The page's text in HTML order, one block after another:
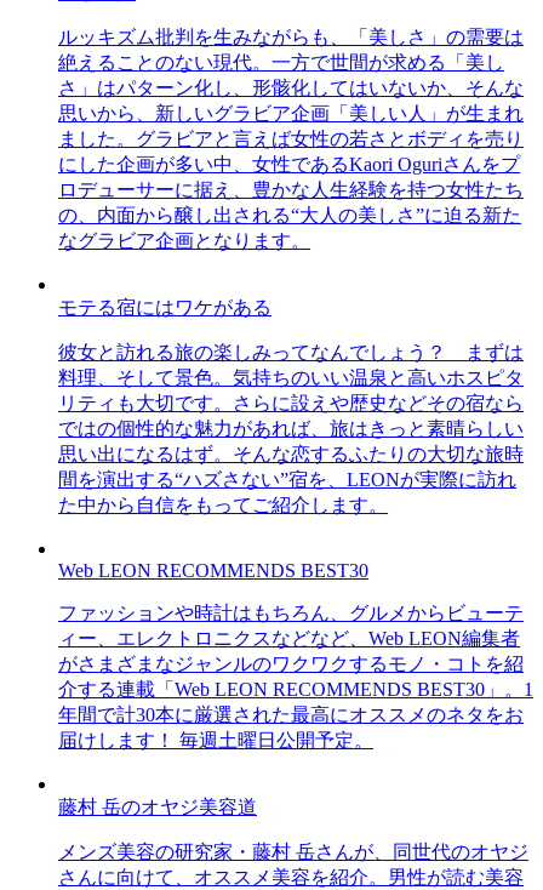
ルッキズム批判を生みながらも、「美しさ」の需要は
絶えることのない現代。一方で世間が求める「美し
さ」はパターン化し、形骸化してはいないか、そんな
思いから、新しいグラビア企画「美しい人」が生まれ
ました。グラビアと言えば女性の若さとボディを売り
にした企画が多い中、女性であるKaori Oguriさんをプ
ロデューサーに据え、豊かな人生経験を持つ女性たち
の、内面から醸し出される“大人の美しさ”に迫る新た
なグラビア企画となります。
モテる宿にはワケがある
彼女と訪れる旅の楽しみってなんでしょう？ まずは
料理、そして景色。気持ちのいい温泉と高いホスピタ
リティも大切です。さらに設えや歴史などその宿なら
ではの個性的な魅力があれば、旅はきっと素晴らしい
思い出になるはず。そんな恋するふたりの大切な旅時
間を演出する“ハズさない”宿を、LEONが実際に訪れ
た中から自信をもってご紹介します。
Web LEON RECOMMENDS BEST30
ファッションや時計はもちろん、グルメからビューテ
ィー、エレクトロニクスなどなど、Web LEON編集者
がさまざまなジャンルのワクワクするモノ・コトを紹
介する連載「Web LEON RECOMMENDS BEST30」。1
年間で計30本に厳選された最高にオススメのネタをお
届けします！ 毎週土曜日公開予定。
藤村 岳のオヤジ美容道
メンズ美容の研究家・藤村 岳さんが、同世代のオヤジ
さんに向けて、オススメ美容を紹介。男性が読む美容